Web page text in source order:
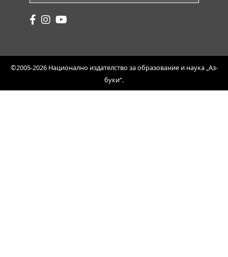
©2005-2026 Национално издателство за образование и наука „Аз-
буки“.